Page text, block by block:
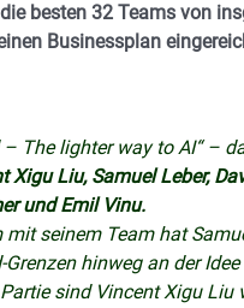
besten 32 Teams von
Businessplan
– The lighter way to AI“ –
Xigu Liu, Samuel Leber,
und Emil Vinu.
mit seinem Team hat
hinweg an der
sind Vincent Xigu Liu